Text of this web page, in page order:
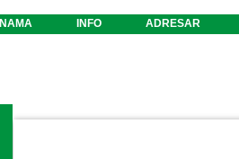
INFO ADRESAR